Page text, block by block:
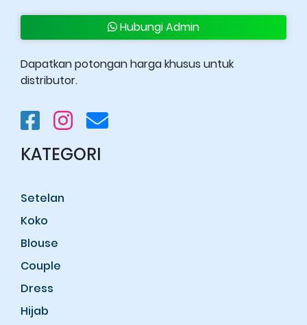
Hubungi Admin
Dapatkan potongan harga khusus untuk
distributor.
KATEGORI
Setelan
Koko
Blouse
Couple
Dress
Hijab